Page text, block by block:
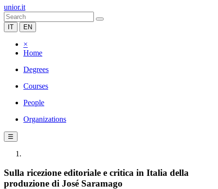
unior.it
IT EN
×
Home
Degrees
Courses
People
Organizations
☰
Sulla ricezione editoriale e critica in Italia della
produzione di José Saramago